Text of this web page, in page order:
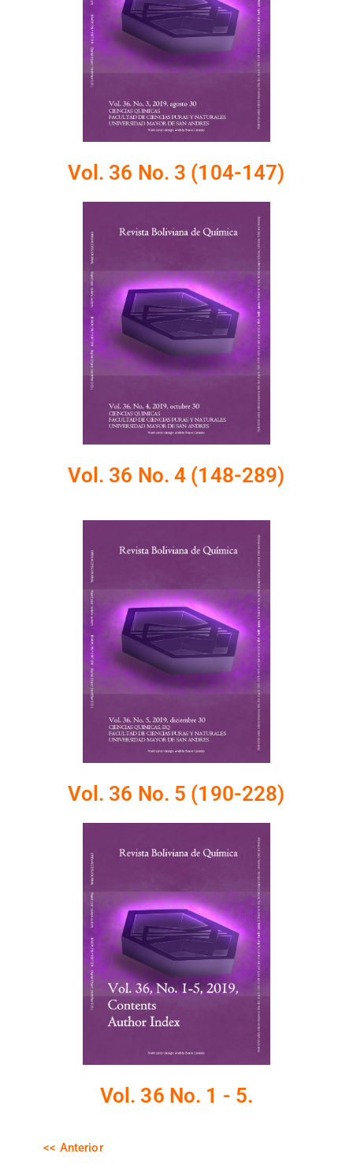
Vol. 36 No. 3 (104-147)
Vol. 36 No. 4 (148-289)
Vol. 36 No. 5 (190-228)
Vol. 36 No. 1 - 5.
<< Anterior